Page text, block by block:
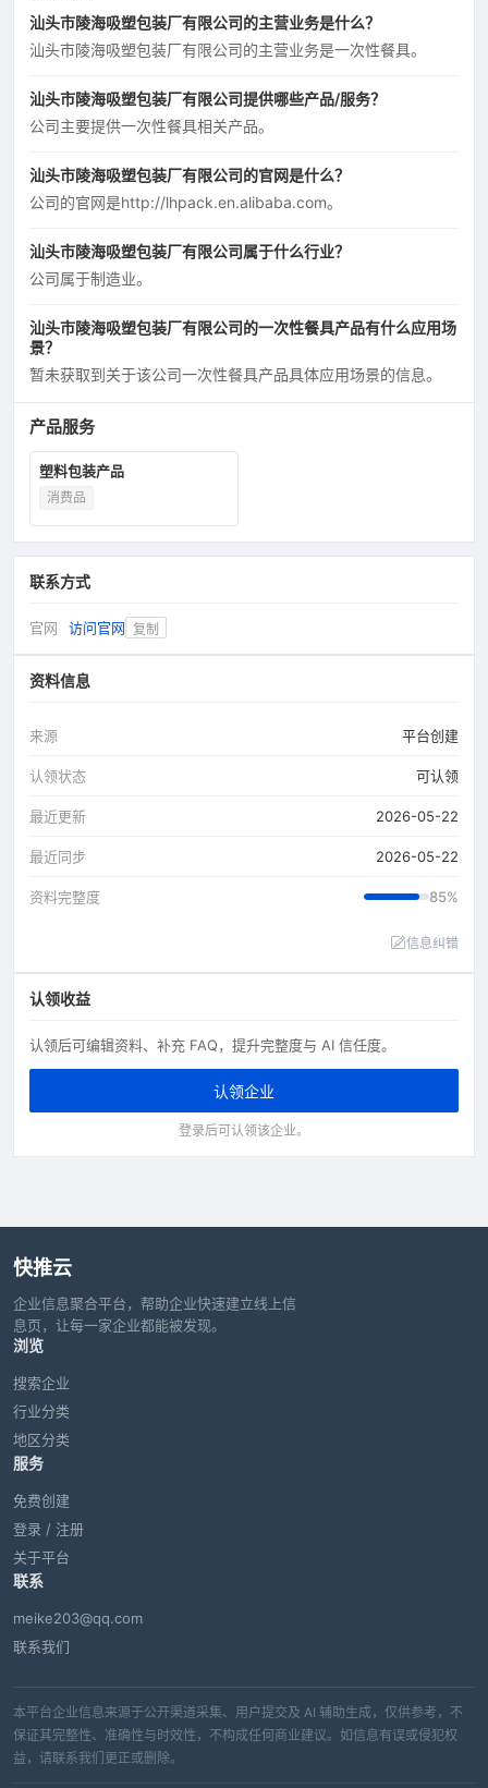
汕头市陵海吸塑包装厂有限公司的主营业务是什么？
汕头市陵海吸塑包装厂有限公司的主营业务是一次性餐具。
汕头市陵海吸塑包装厂有限公司提供哪些产品/服务？
公司主要提供一次性餐具相关产品。
汕头市陵海吸塑包装厂有限公司的官网是什么？
公司的官网是http://lhpack.en.alibaba.com。
汕头市陵海吸塑包装厂有限公司属于什么行业？
公司属于制造业。
汕头市陵海吸塑包装厂有限公司的一次性餐具产品有什么应用场
景？
暂未获取到关于该公司一次性餐具产品具体应用场景的信息。
产品服务
塑料包装产品
消费品
联系方式
官网 访问官网 复制
资料信息
来源 平台创建
认领状态 可认领
最近更新 2026-05-22
最近同步 2026-05-22
资料完整度 85%
信息纠错
认领收益
认领后可编辑资料、补充 FAQ，提升完整度与 AI 信任度。
认领企业
登录后可认领该企业。
快推云
企业信息聚合平台，帮助企业快速建立线上信
息页，让每一家企业都能被发现。
浏览
搜索企业
行业分类
地区分类
服务
免费创建
登录 / 注册
关于平台
联系
meike203@qq.com
联系我们
本平台企业信息来源于公开渠道采集、用户提交及 AI 辅助生成，仅供参考，不
保证其完整性、准确性与时效性，不构成任何商业建议。如信息有误或侵犯权
益，请联系我们更正或删除。